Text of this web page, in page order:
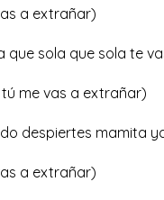
a extrañar)
que sola que sola te
me vas a extrañar)
despiertes mamita
a extrañar)